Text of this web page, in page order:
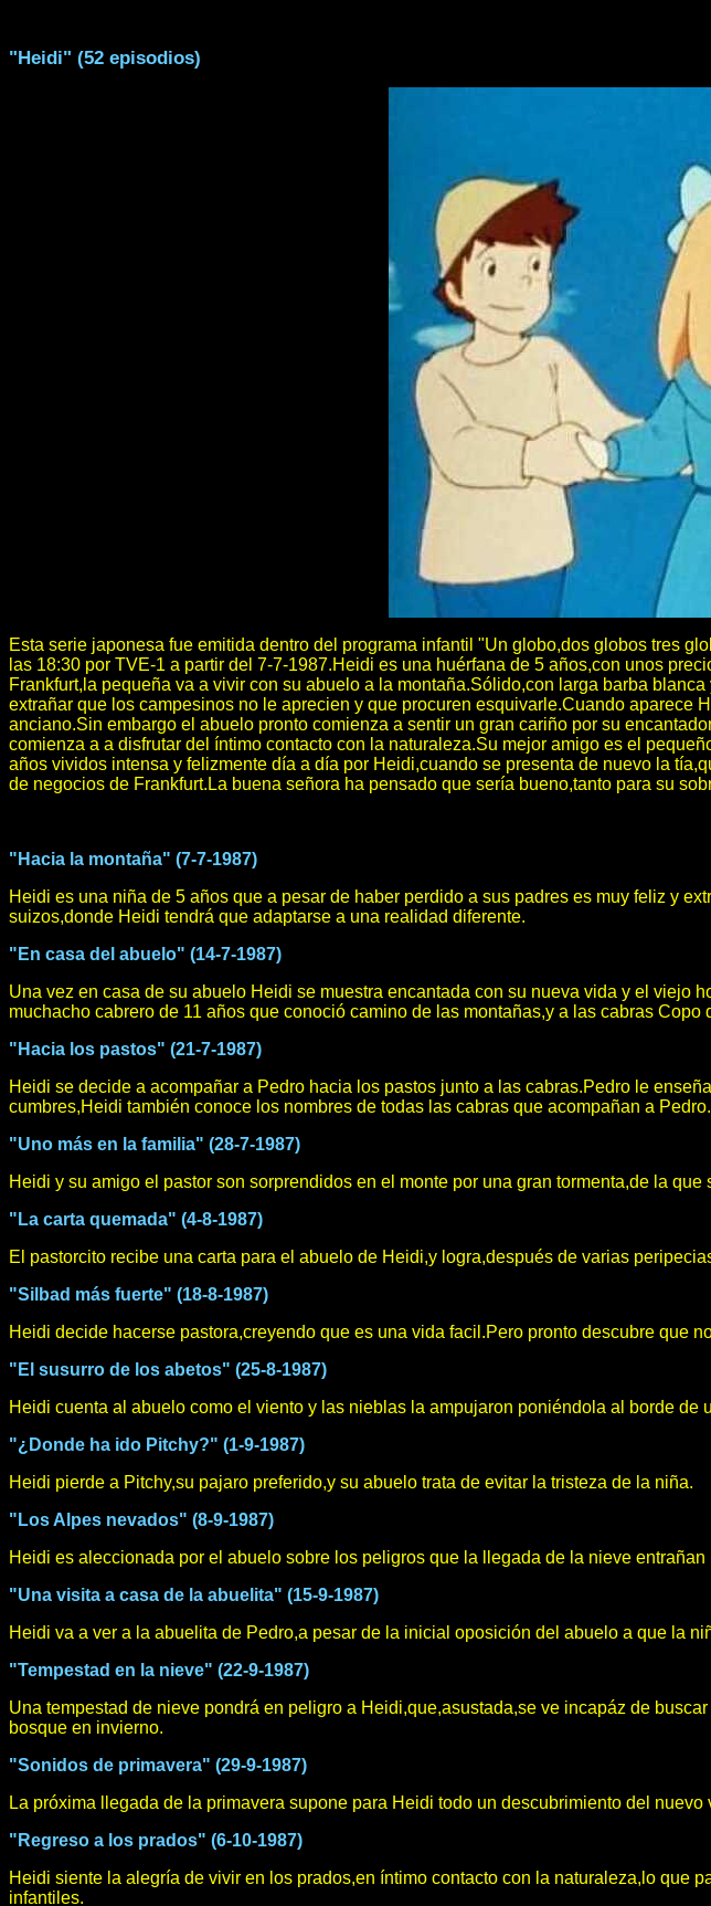
"Heidi" (52 episodios)
Esta serie japonesa fue emitida dentro del programa infantil "Un globo,dos globos tres
las 18:30 por TVE-1 a partir del 7-7-1987.Heidi es una huérfana de 5 años,con unos
Frankfurt,la pequeña va a vivir con su abuelo a la montaña.Sólido,con larga barba
extrañar que los campesinos no le aprecien y que procuren esquivarle.Cuando
anciano.Sin embargo el abuelo pronto comienza a sentir un gran cariño por su
comienza a a disfrutar del íntimo contacto con la naturaleza.Su mejor amigo es el
años vividos intensa y felizmente día a día por Heidi,cuando se presenta de nuevo la
de negocios de Frankfurt.La buena señora ha pensado que sería bueno,tanto para su
"Hacia la montaña" (7-7-1987)
Heidi es una niña de 5 años que a pesar de haber perdido a sus padres es muy feliz y
suizos,donde Heidi tendrá que adaptarse a una realidad diferente.
"En casa del abuelo" (14-7-1987)
Una vez en casa de su abuelo Heidi se muestra encantada con su nueva vida y el viejo
muchacho cabrero de 11 años que conoció camino de las montañas,y a las cabras Copo
"Hacia los pastos" (21-7-1987)
Heidi se decide a acompañar a Pedro hacia los pastos junto a las cabras.Pedro le
cumbres,Heidi también conoce los nombres de todas las cabras que acompañan a Pedro.
"Uno más en la familia" (28-7-1987)
Heidi y su amigo el pastor son sorprendidos en el monte por una gran tormenta,de la que
"La carta quemada" (4-8-1987)
El pastorcito recibe una carta para el abuelo de Heidi,y logra,después de varias
"Silbad más fuerte" (18-8-1987)
Heidi decide hacerse pastora,creyendo que es una vida facil.Pero pronto descubre que
"El susurro de los abetos" (25-8-1987)
Heidi cuenta al abuelo como el viento y las nieblas la ampujaron poniéndola al borde de
"¿Donde ha ido Pitchy?" (1-9-1987)
Heidi pierde a Pitchy,su pajaro preferido,y su abuelo trata de evitar la tristeza de la niña.
"Los Alpes nevados" (8-9-1987)
Heidi es aleccionada por el abuelo sobre los peligros que la llegada de la nieve
"Una visita a casa de la abuelita" (15-9-1987)
Heidi va a ver a la abuelita de Pedro,a pesar de la inicial oposición del abuelo a que la
"Tempestad en la nieve" (22-9-1987)
Una tempestad de nieve pondrá en peligro a Heidi,que,asustada,se ve incapáz de
bosque en invierno.
"Sonidos de primavera" (29-9-1987)
La próxima llegada de la primavera supone para Heidi todo un descubrimiento del
"Regreso a los prados" (6-10-1987)
Heidi siente la alegría de vivir en los prados,en íntimo contacto con la naturaleza,lo que
infantiles.